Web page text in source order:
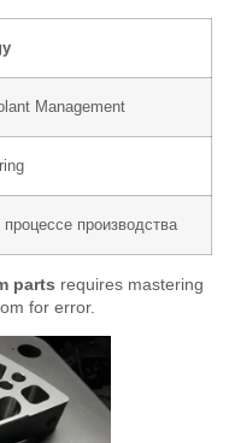
Management
процессе производства
parts requires mastering
for error.